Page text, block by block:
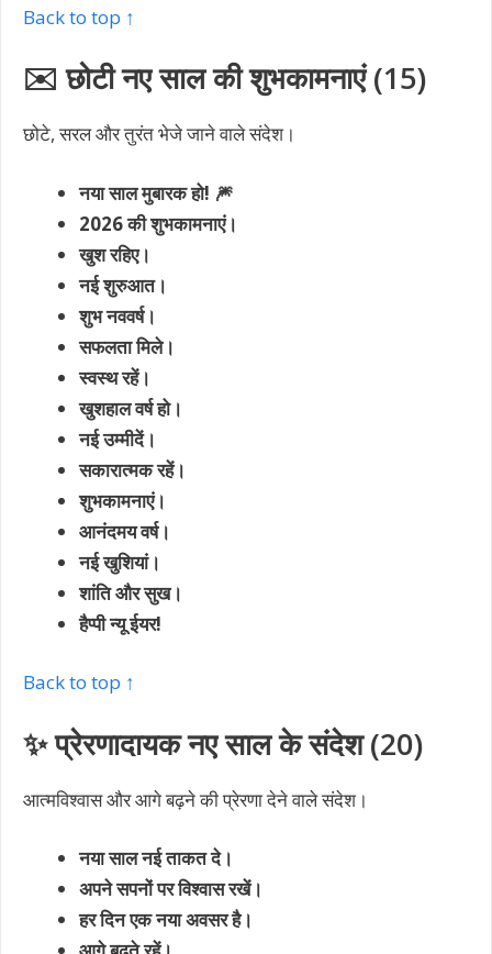
Back to top ↑
✉️ छोटी नए साल की शुभकामनाएं (15)
छोटे, सरल और तुरंत भेजे जाने वाले संदेश।
नया साल मुबारक हो! 🎆
2026 की शुभकामनाएं।
खुश रहिए।
नई शुरुआत।
शुभ नववर्ष।
सफलता मिले।
स्वस्थ रहें।
खुशहाल वर्ष हो।
नई उम्मीदें।
सकारात्मक रहें।
शुभकामनाएं।
आनंदमय वर्ष।
नई खुशियां।
शांति और सुख।
हैप्पी न्यू ईयर!
Back to top ↑
✨ प्रेरणादायक नए साल के संदेश (20)
आत्मविश्वास और आगे बढ़ने की प्रेरणा देने वाले संदेश।
नया साल नई ताकत दे।
अपने सपनों पर विश्वास रखें।
हर दिन एक नया अवसर है।